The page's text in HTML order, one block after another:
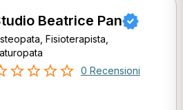
Beatrice Pan
Fisioterapista,
0 Recensioni